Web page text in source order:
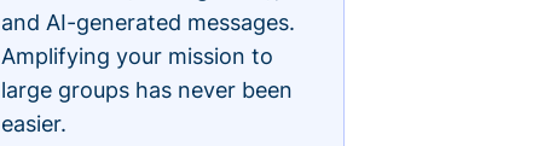
and AI-generated messages.
Amplifying your mission to
large groups has never been
easier.